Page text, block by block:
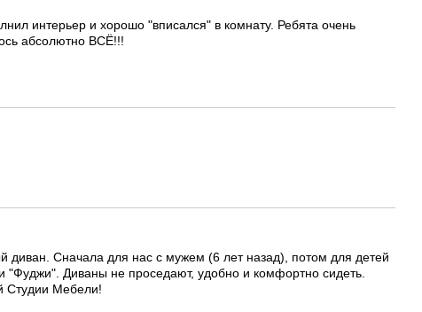
интерьер и хорошо "вписался" в комнату. Ребята очень
абсолютно ВСЁ!!!
диван. Сначала для нас с мужем (6 лет назад), потом для детей
Диваны не проседают, удобно и комфортно сидеть.
Студии Мебели!